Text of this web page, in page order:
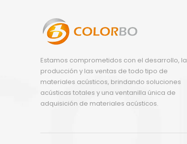
Estamos comprometidos con el desarrollo, la
producción y las ventas de todo tipo de
materiales acústicos, brindando soluciones
acústicas totales y una ventanilla única de
adquisición de materiales acústicos.